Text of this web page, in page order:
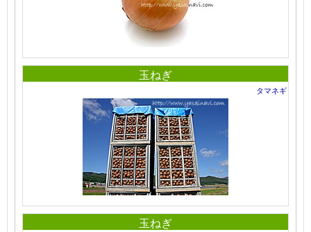
玉ねぎ
タマネギ
玉ねぎ